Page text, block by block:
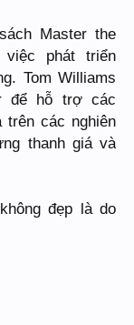
Master the
phát triển
Tom Williams
để hỗ trợ các
trên các nghiên
thanh giá và
đẹp là do